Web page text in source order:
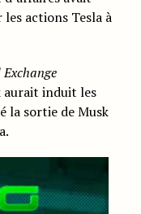
actions Tesla à
aurait induit les
la sortie de Musk